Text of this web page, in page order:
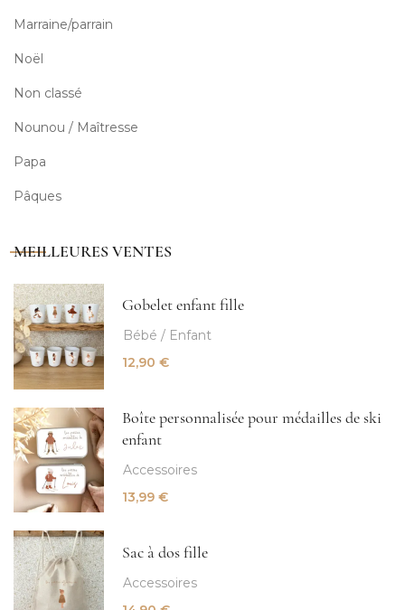
Marraine/parrain
Noël
Non classé
Nounou / Maîtresse
Papa
Pâques
MEILLEURES VENTES
Gobelet enfant fille
Bébé / Enfant
12,90 €
Boîte personnalisée pour médailles de ski
enfant
Accessoires
13,99 €
Sac à dos fille
Accessoires